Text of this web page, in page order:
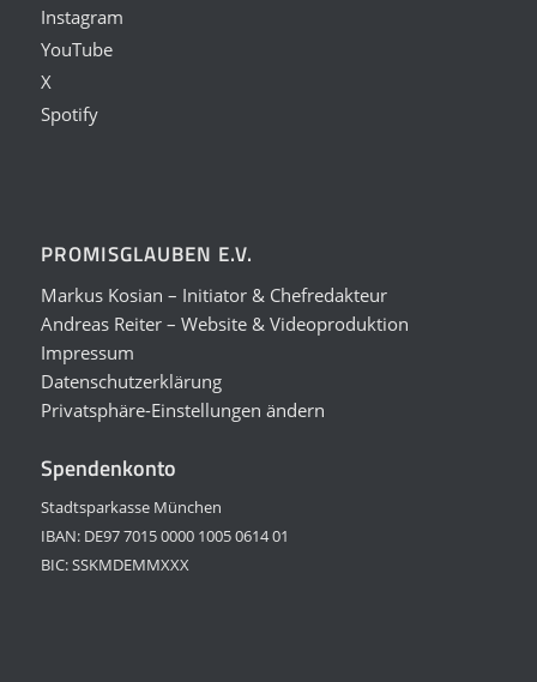
Instagram
YouTube
X
Spotify
PROMISGLAUBEN E.V.
Markus Kosian – Initiator & Chefredakteur
Andreas Reiter – Website & Videoproduktion
Impressum
Datenschutzerklärung
Privatsphäre-Einstellungen ändern
Spendenkonto
Stadtsparkasse München
IBAN: DE97 7015 0000 1005 0614 01
BIC: SSKMDEMMXXX